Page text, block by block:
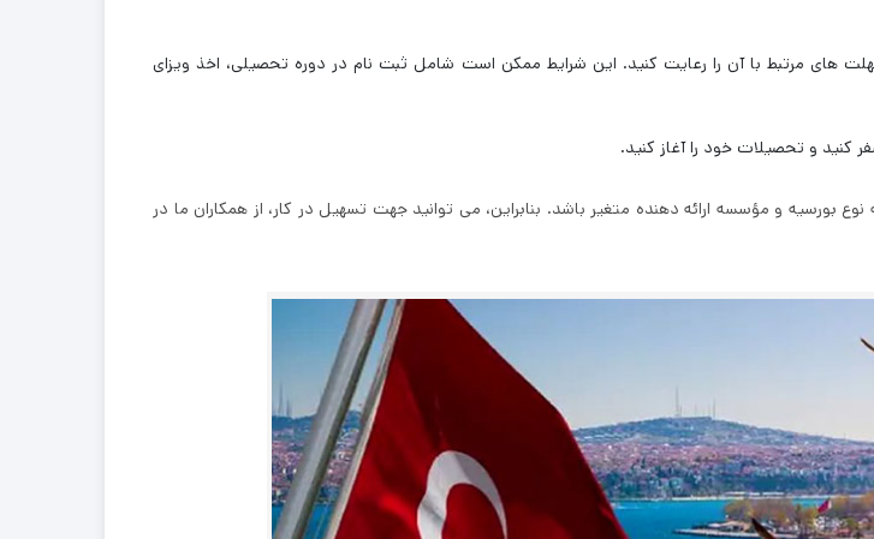
‌های مرتبط با آن را رعایت کنید. این شرایط ممکن است شامل ثبت ‌نام در دوره تحصیلی، اخذ ویزای
کنید و تحصیلات خود را آغاز کنید.
بورسیه و مؤسسه ارائه‌ دهنده متغیر باشد. بنابراین، می توانید جهت تسهیل در کار، از همکاران ما در